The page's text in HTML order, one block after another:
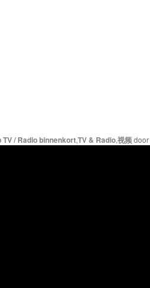
TV / Radio binnenkort,TV & Radio,视频door